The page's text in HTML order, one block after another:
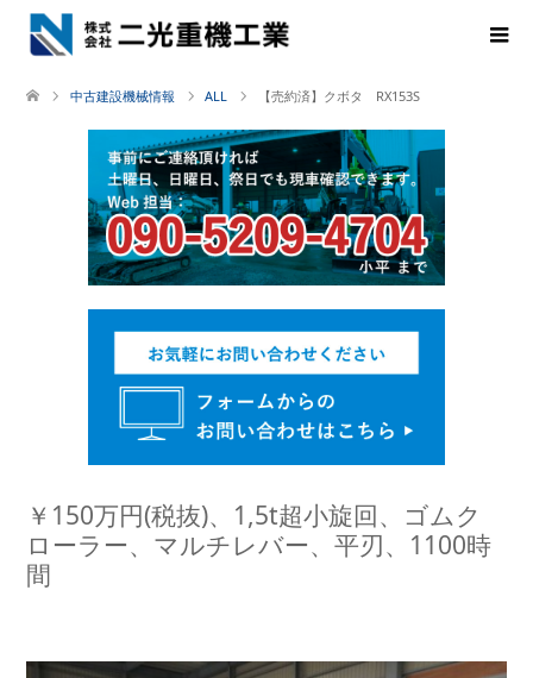
中古建設機械情報 ALL 【売約済】クボタ RX153S
￥150万円(税抜)、1,5t超小旋回、ゴムク
ローラー、マルチレバー、平刃、1100時
間